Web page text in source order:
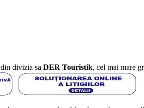
la piscina
divizia sa DER Touristik, cel mai mare